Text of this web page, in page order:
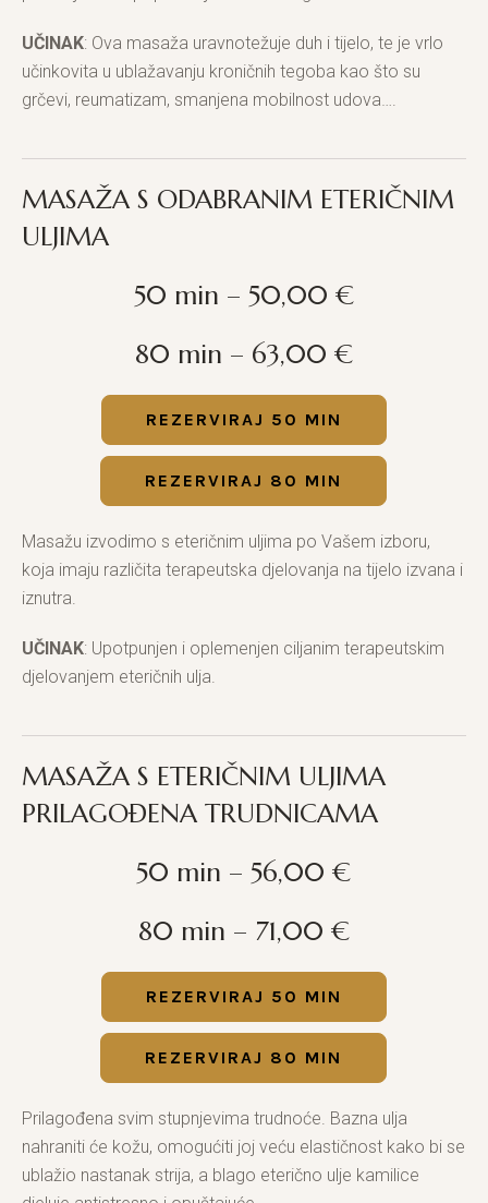
UČINAK: Ova masaža uravnotežuje duh i tijelo, te je vrlo
učinkovita u ublažavanju kroničnih tegoba kao što su
grčevi, reumatizam, smanjena mobilnost udova….
MASAŽA S ODABRANIM ETERIČNIM
ULJIMA
50 min – 50,00 €
80 min – 63,00 €
REZERVIRAJ 50 MIN
REZERVIRAJ 80 MIN
Masažu izvodimo s eteričnim uljima po Vašem izboru,
koja imaju različita terapeutska djelovanja na tijelo izvana i
iznutra.
UČINAK: Upotpunjen i oplemenjen ciljanim terapeutskim
djelovanjem eteričnih ulja.
MASAŽA S ETERIČNIM ULJIMA
PRILAGOĐENA TRUDNICAMA
50 min – 56,00 €
80 min – 71,00 €
REZERVIRAJ 50 MIN
REZERVIRAJ 80 MIN
Prilagođena svim stupnjevima trudnoće. Bazna ulja
nahraniti će kožu, omogućiti joj veću elastičnost kako bi se
ublažio nastanak strija, a blago eterično ulje kamilice